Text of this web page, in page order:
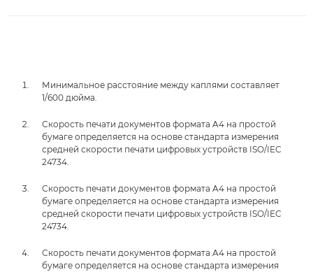
Минимальное расстояние между каплями составляет
1/600 дюйма.
Скорость печати документов формата A4 на простой
бумаге определяется на основе стандарта измерения
средней скорости печати цифровых устройств ISO/IEC
24734.
Скорость печати документов формата A4 на простой
бумаге определяется на основе стандарта измерения
средней скорости печати цифровых устройств ISO/IEC
24734.
Скорость печати документов формата A4 на простой
бумаге определяется на основе стандарта измерения